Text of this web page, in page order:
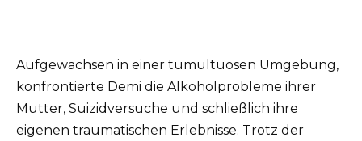
Aufgewachsen in einer tumultuösen Umgebung,
konfrontierte Demi die Alkoholprobleme ihrer
Mutter, Suizidversuche und schließlich ihre
eigenen traumatischen Erlebnisse. Trotz der